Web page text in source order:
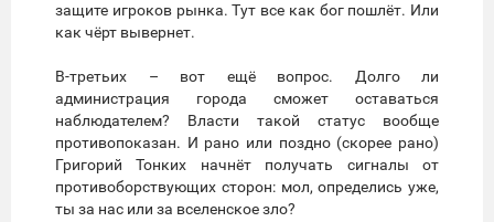
защите игроков рынка. Тут все как бог пошлёт. Или
как чёрт вывернет.
В-третьих – вот ещё вопрос. Долго ли
администрация города сможет оставаться
наблюдателем? Власти такой статус вообще
противопоказан. И рано или поздно (скорее рано)
Григорий Тонких начнёт получать сигналы от
противоборствующих сторон: мол, определись уже,
ты за нас или за вселенское зло?